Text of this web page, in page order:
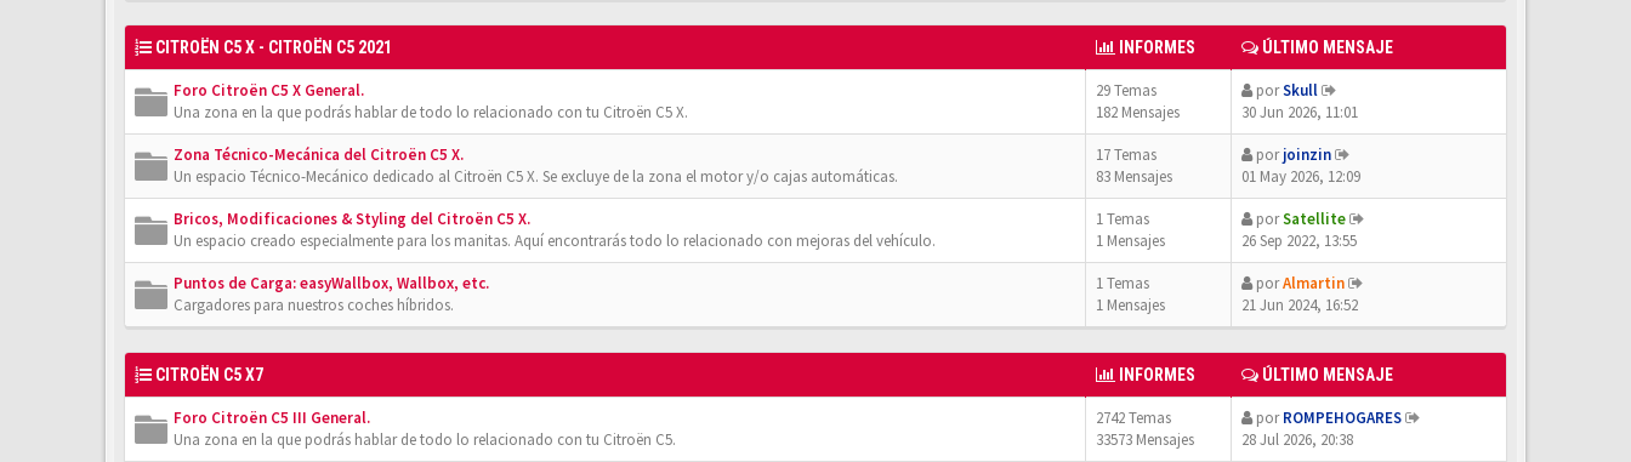
CITROËN C5 X - CITROËN C5 2021 INFORMES ÚLTIMO MENSAJE
Foro Citroën C5 X General.
Una zona en la que podrás hablar de todo lo relacionado con tu Citroën C5 X.
29 Temas
182 Mensajes
porSkull
30 Jun 2026, 11:01
Zona Técnico-Mecánica del Citroën C5 X.
Un espacio Técnico-Mecánico dedicado al Citroën C5 X. Se excluye de la zona el motor y/o cajas automáticas.
17 Temas
83 Mensajes
porjoinzin
01 May 2026, 12:09
Bricos, Modificaciones & Styling del Citroën C5 X.
Un espacio creado especialmente para los manitas. Aquí encontrarás todo lo relacionado con mejoras del vehículo.
1 Temas
1 Mensajes
porSatellite
26 Sep 2022, 13:55
Puntos de Carga: easyWallbox, Wallbox, etc.
Cargadores para nuestros coches híbridos.
1 Temas
1 Mensajes
porAlmartin
21 Jun 2024, 16:52
CITROËN C5 X7 INFORMES ÚLTIMO MENSAJE
Foro Citroën C5 III General.
Una zona en la que podrás hablar de todo lo relacionado con tu Citroën C5.
2742 Temas
33573 Mensajes
porROMPEHOGARES
28 Jul 2026, 20:38